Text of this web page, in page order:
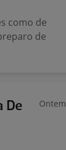
como de
de
De
Ontem